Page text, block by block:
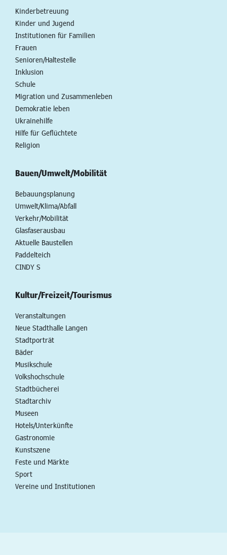
Kinderbetreuung
Kinder und Jugend
Institutionen für Familien
Frauen
Senioren/Haltestelle
Inklusion
Schule
Migration und Zusammenleben
Demokratie leben
Ukrainehilfe
Hilfe für Geflüchtete
Religion
Bauen/Umwelt/Mobilität
Bebauungsplanung
Umwelt/Klima/Abfall
Verkehr/Mobilität
Glasfaserausbau
Aktuelle Baustellen
Paddelteich
CINDY S
Kultur/Freizeit/Tourismus
Veranstaltungen
Neue Stadthalle Langen
Stadtporträt
Bäder
Musikschule
Volkshochschule
Stadtbücherei
Stadtarchiv
Museen
Hotels/Unterkünfte
Gastronomie
Kunstszene
Feste und Märkte
Sport
Vereine und Institutionen